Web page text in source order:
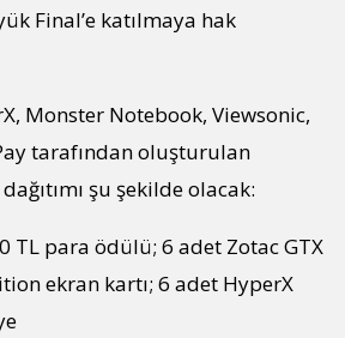
Final’e katılmaya hak
Monster Notebook, Viewsonic,
tarafından oluşturulan
şu şekilde olacak:
TL para ödülü; 6 adet Zotac GTX
ekran kartı; 6 adet HyperX